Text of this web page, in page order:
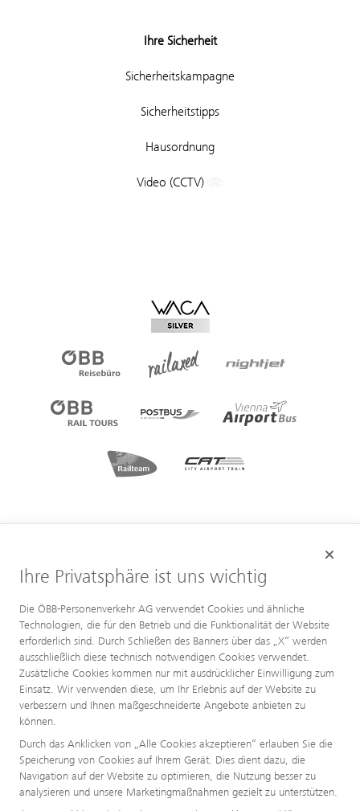
Ihre Privatsphäre ist uns wichtig
Die ÖBB-Personenverkehr AG verwendet Cookies und ähnliche
Technologien, die für den Betrieb und die Funktionalität der Website
erforderlich sind. Durch Schließen des Banners über das „X“ werden
ausschließlich diese technisch notwendigen Cookies verwendet.
Zusätzliche Cookies kommen nur mit ausdrücklicher Einwilligung zum
Einsatz. Wir verwenden diese, um Ihr Erlebnis auf der Website zu
verbessern und Ihnen maßgeschneiderte Angebote anbieten zu
können.
Durch das Anklicken von „Alle Cookies akzeptieren“ erlauben Sie die
Speicherung von Cookies auf Ihrem Gerät. Dies dient dazu, die
Navigation auf der Website zu optimieren, die Nutzung besser zu
analysieren und unsere Marketingmaßnahmen gezielt zu unterstützen.
Ihre Sicherheit
Sicherheitskampagne
Sicherheitstipps
Hausordnung
Video (CCTV)